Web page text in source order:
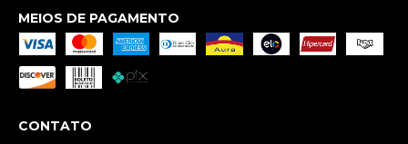
MEIOS DE PAGAMENTO
CONTATO